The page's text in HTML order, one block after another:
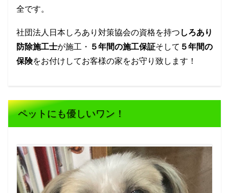
全です。
社団法人日本しろあり対策協会の資格を持つ しろあり
防除施工士が施工・ ５年間の施工保証そして ５年間の
保険をお付けしてお客様の家をお守り致します！
ペットにも優しいワン！